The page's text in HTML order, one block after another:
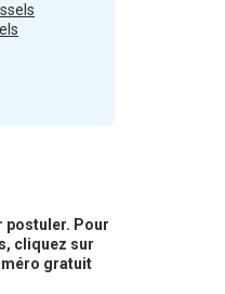
postuler. Pour
cliquez sur
gratuit